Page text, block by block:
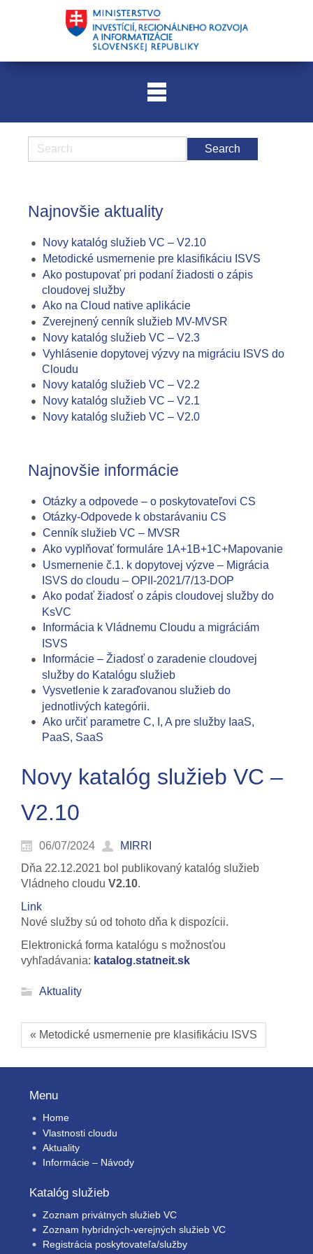
Najnovšie aktuality
Novy katalóg služieb VC – V2.10
Metodické usmernenie pre klasifikáciu ISVS
Ako postupovať pri podaní žiadosti o zápis
cloudovej služby
Ako na Cloud native aplikácie
Zverejnený cenník služieb MV-MVSR
Novy katalóg služieb VC – V2.3
Vyhlásenie dopytovej výzvy na migráciu ISVS do
Cloudu
Novy katalóg služieb VC – V2.2
Novy katalóg služieb VC – V2.1
Novy katalóg služieb VC – V2.0
Najnovšie informácie
Otázky a odpovede – o poskytovateľovi CS
Otázky-Odpovede k obstarávaniu CS
Cenník služieb VC – MVSR
Ako vyplňovať formuláre 1A+1B+1C+Mapovanie
Usmernenie č.1. k dopytovej výzve – Migrácia
ISVS do cloudu – OPII-2021/7/13-DOP
Ako podať žiadosť o zápis cloudovej služby do
KsVC
Informácia k Vládnemu Cloudu a migráciám
ISVS
Informácie – Žiadosť o zaradenie cloudovej
služby do Katalógu služieb
Vysvetlenie k zaraďovanou služieb do
jednotlivých kategórii.
Ako určiť parametre C, I, A pre služby IaaS,
PaaS, SaaS
Novy katalóg služieb VC –
V2.10
06/07/2024
MIRRI
Dňa 22.12.2021 bol publikovaný katalóg služieb
Vládneho cloudu V2.10.
Link
Nové služby sú od tohoto dňa k dispozícii.
Elektronická forma katalógu s možnosťou
vyhľadávania: katalog.statneit.sk
Aktuality
« Metodické usmernenie pre klasifikáciu ISVS
Menu
Home
Vlastnosti cloudu
Aktuality
Informácie – Návody
Katalóg služieb
Zoznam privátnych služieb VC
Zoznam hybridných-verejných služieb VC
Registrácia poskytovateľa/služby